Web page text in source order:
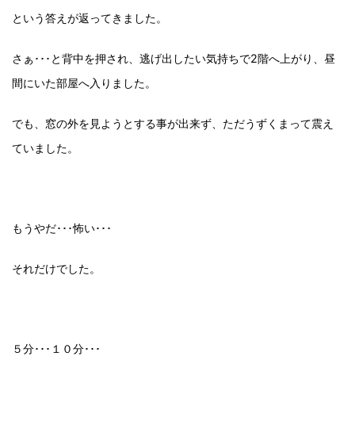
という答えが返ってきました。
さぁ･･･と背中を押され、逃げ出したい気持ちで2階へ上がり、昼
間にいた部屋へ入りました。
でも、窓の外を見ようとする事が出来ず、ただうずくまって震え
ていました。
もうやだ･･･怖い･･･
それだけでした。
５分･･･１０分･･･